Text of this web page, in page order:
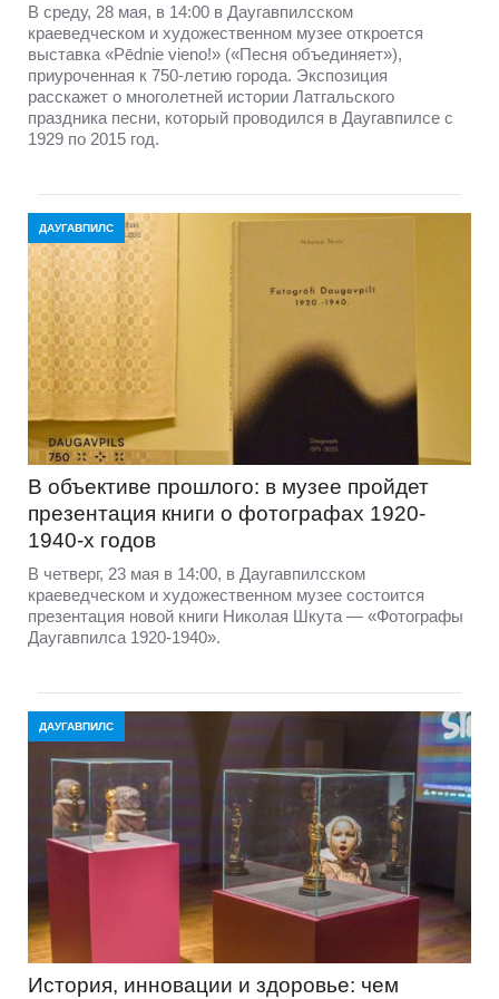
В среду, 28 мая, в 14:00 в Даугавпилсском
краеведческом и художественном музее откроется
выставка «Pēdnie vieno!» («Песня объединяет»),
приуроченная к 750-летию города. Экспозиция
расскажет о многолетней истории Латгальского
праздника песни, который проводился в Даугавпилсе с
1929 по 2015 год.
ДАУГАВПИЛС
В объективе прошлого: в музее пройдет
презентация книги о фотографах 1920-
1940-х годов
В четверг, 23 мая в 14:00, в Даугавпилсском
краеведческом и художественном музее состоится
презентация новой книги Николая Шкута — «Фотографы
Даугавпилса 1920-1940».
ДАУГАВПИЛС
История, инновации и здоровье: чем